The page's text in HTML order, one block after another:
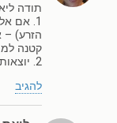
תודה
1. אם
הזרע) –
קטנה
2. יוצאות נהדר מההקפאה בתנאי שהתקררו לגמרי לפני.
להגיב